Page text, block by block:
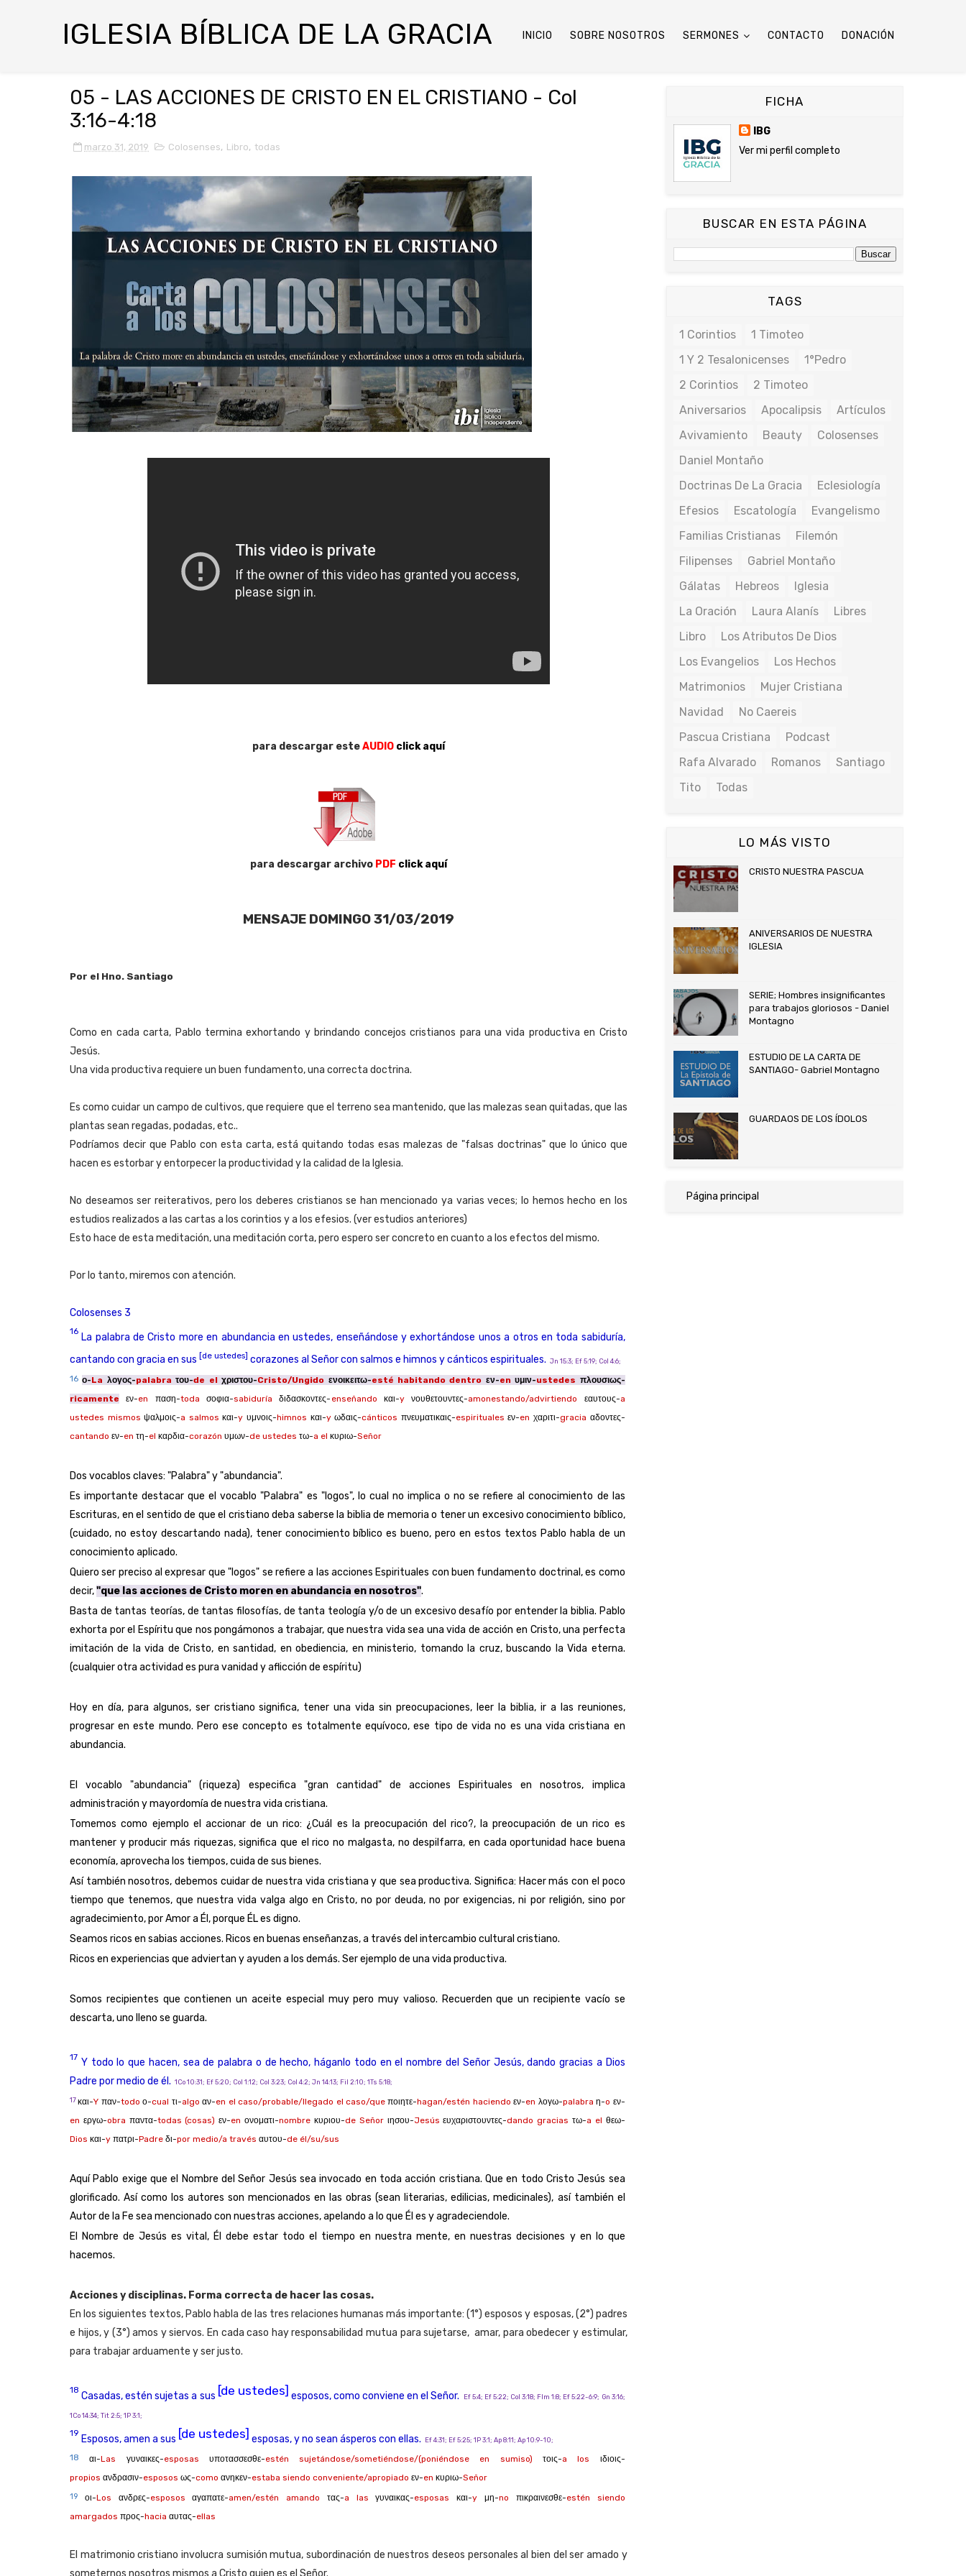
IGLESIA BÍBLICA DE LA GRACIA INICIO SOBRE NOSOTROS SERMONES CONTACTO DONACIÓN
05 - LAS ACCIONES DE CRISTO EN EL CRISTIANO - Col
3:16-4:18
marzo 31, 2019 Colosenses, Libro, todas
para descargar esteAUDIO click aquí
para descargar archivo PDF click aquí
MENSAJE DOMINGO 31/03/2019
Por el Hno. Santiago
Como en cada carta, Pablo termina exhortando y brindando concejos cristianos para una vida productiva en Cristo
Jesús.
Una vida productiva requiere un buen fundamento, una correcta doctrina.
Es como cuidar un campo de cultivos, que requiere que el terreno sea mantenido, que las malezas sean quitadas, que las
plantas sean regadas, podadas, etc..
Podríamos decir que Pablo con esta carta, está quitando todas esas malezas de "falsas doctrinas" que lo único que
hacen es estorbar y entorpecer la productividad y la calidad de la Iglesia.
No deseamos ser reiterativos, pero los deberes cristianos se han mencionado ya varias veces; lo hemos hecho en los
estudios realizados a las cartas a los corintios y a los efesios. (ver estudios anteriores)
Esto hace de esta meditación, una meditación corta, pero espero ser concreto en cuanto a los efectos del mismo.
Por lo tanto, miremos con atención.
Colosenses 3
16La palabra de Cristo more en abundancia en ustedes, enseñándose y exhortándose unos a otros en toda sabiduría,
cantando con gracia en sus [de ustedes] corazones al Señor con salmos e himnos y cánticos espirituales. Jn 15:3; Ef 5:19; Col 4:6;
16 ο-La λογος-palabra του-de el χριστου-Cristo/Ungido ενοικειτω-esté habitando dentro εν-en υμιν-ustedes πλουσιως-
ricamente εν-en παση-toda σοφια-sabiduría διδασκοντες- enseñando και-yνουθετουντες-amonestando/advirtiendo εαυτους-a
ustedes mismos ψαλμοις-a salmos και-y υμνοις-himnos και-yωδαις-cánticos πνευματικαις-espirituales εν-en χαριτι-gracia αδοντες-
cantando εν-en τη-el καρδια-corazón υμων-de ustedes τω-a el κυριω-Señor
Dos vocablos claves: "Palabra" y "abundancia".
Es importante destacar que el vocablo "Palabra" es "logos", lo cual no implica o no se refiere al conocimiento de las
Escrituras, en el sentido de que el cristiano deba saberse la biblia de memoria o tener un excesivo conocimiento bíblico,
(cuidado, no estoy descartando nada), tener conocimiento bíblico es bueno, pero en estos textos Pablo habla de un
conocimiento aplicado.
Quiero ser preciso al expresar que "logos" se refiere a las acciones Espirituales con buen fundamento doctrinal, es como
decir,"que las acciones de Cristo moren en abundancia en nosotros".
Basta de tantas teorías, de tantas filosofías, de tanta teología y/o de un excesivo desafío por entender la biblia. Pablo
exhorta por el Espíritu que nos pongámonos a trabajar, que nuestra vida sea una vida de acción en Cristo, una perfecta
imitación de la vida de Cristo, en santidad, en obediencia, en ministerio, tomando la cruz, buscando la Vida eterna.
(cualquier otra actividad es pura vanidad y aflicción de espíritu)
Hoy en día, para algunos, ser cristiano significa, tener una vida sin preocupaciones, leer la biblia, ir a las reuniones,
progresar en este mundo. Pero ese concepto es totalmente equívoco, ese tipo de vida no es una vida cristiana en
abundancia.
El vocablo "abundancia" (riqueza) especifica "gran cantidad" de acciones Espirituales en nosotros, implica
administración y mayordomía de nuestra vida cristiana.
Tomemos como ejemplo el accionar de un rico: ¿Cuál es la preocupación del rico?, la preocupación de un rico es
mantener y producir más riquezas, significa que el rico no malgasta, no despilfarra, en cada oportunidad hace buena
economía, aprovecha los tiempos, cuida de sus bienes.
Así también nosotros, debemos cuidar de nuestra vida cristiana y que sea productiva. Significa: Hacer más con el poco
tiempo que tenemos, que nuestra vida valga algo en Cristo, no por deuda, no por exigencias, ni por religión, sino por
agradecimiento, por Amor a Él, porque ÉL es digno.
Seamos ricos en sabias acciones. Ricos en buenas enseñanzas, a través del intercambio cultural cristiano.
Ricos en experiencias que adviertan y ayuden a los demás. Ser ejemplo de una vida productiva.
Somos recipientes que contienen un aceite especial muy pero muy valioso. Recuerden que un recipiente vacío se
descarta, uno lleno se guarda.
17 Y todo lo que hacen, sea de palabra o de hecho, háganlo todo en el nombre del Señor Jesús, dando gracias a Dios
Padre por medio de él. 1Co 10:31; Ef 5:20; Col 1:12; Col 3:23; Col 4:2; Jn 14:13; Fil 2:10; 1Ts 5:18;
17και-Y παν-todo ο-cual τι-algo αν-en el caso/probable/llegado el caso/que ποιητε-hagan/estén haciendo εν-en λογω-palabra η-o εν-
en εργω-obra παντα-todas (cosas) εν-en ονοματι-nombre κυριου-de Señorιησου-Jesús ευχαριστουντες-dando gracias τω-a el θεω-
Dios και-y πατρι-Padre δι-por medio/a través αυτου-de él/su/sus
Aquí Pablo exige que el Nombre del Señor Jesús sea invocado en toda acción cristiana. Que en todo Cristo Jesús sea
glorificado. Así como los autores son mencionados en las obras (sean literarias, edilicias, medicinales), así también el
Autor de la Fe sea mencionado con nuestras acciones, apelando a lo que Él es y agradeciendole.
El Nombre de Jesús es vital, Él debe estar todo el tiempo en nuestra mente, en nuestras decisiones y en lo que
hacemos.
Acciones y disciplinas. Forma correcta de hacer las cosas.
En los siguientes textos, Pablo habla de las tres relaciones humanas más importante: (1°) esposos y esposas, (2°) padres
e hijos, y (3°) amos y siervos. En cada caso hay responsabilidad mutua para sujetarse, amar, para obedecer y estimular,
para trabajar arduamente y ser justo.
18 Casadas, estén sujetas a sus [de ustedes] esposos, como conviene en el Señor. Ef 5:4; Ef 5:22; Col 3:18; Flm 1:8; Ef 5:22-6:9; Gn 3:16;
1Co 14:34; Tit 2:5; 1P 3:1;
19 Esposos, amen a sus [de ustedes] esposas, y no sean ásperos con ellas. Ef 4:31; Ef 5:25; 1P 3:1; Ap 8:11; Ap 10:9-10;
18αι-Las γυναικες-esposas υποτασσεσθε-estén sujetándose/sometiéndose/(poniéndose en sumiso) τοις-a los ιδιοις-
propios ανδρασιν-esposos ως-como ανηκεν-estaba siendo conveniente/apropiado εν-en κυριω-Señor
19 οι-Los ανδρες-esposos αγαπατε-amen/estén amando τας-a las γυναικας-esposas και-y μη-no πικραινεσθε-estén siendo
amargados προς-hacia αυτας-ellas
El matrimonio cristiano involucra sumisión mutua, subordinación de nuestros deseos personales al bien del ser amado y
FICHA
IBG
Ver mi perfil completo
BUSCAR EN ESTA PÁGINA
TAGS
1 Corintios
1 Timoteo
1 Y 2 Tesalonicenses
1°Pedro
2 Corintios
2 Timoteo
Aniversarios
Apocalipsis
Artículos
Avivamiento
Beauty
Colosenses
Daniel Montaño
Doctrinas De La Gracia
Eclesiología
Efesios
Escatología
Evangelismo
Familias Cristianas
Filemón
Filipenses
Gabriel Montaño
Gálatas
Hebreos
Iglesia
La Oración
Laura Alanís
Libres
Libro
Los Atributos De Dios
Los Evangelios
Los Hechos
Matrimonios
Mujer Cristiana
Navidad
No Caereis
Pascua Cristiana
Podcast
Rafa Alvarado
Romanos
Santiago
Tito
Todas
LO MÁS VISTO
CRISTO NUESTRA PASCUA
ANIVERSARIOS DE NUESTRA
IGLESIA
SERIE; Hombres insignificantes
para trabajos gloriosos - Daniel
Montagno
ESTUDIO DE LA CARTA DE
SANTIAGO- Gabriel Montagno
GUARDAOS DE LOS ÍDOLOS
Página principal